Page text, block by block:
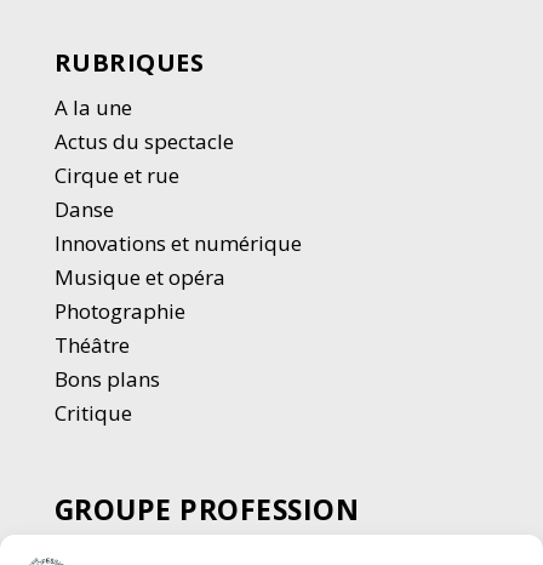
RUBRIQUES
A la une
Actus du spectacle
Cirque et rue
Danse
Innovations et numérique
Musique et opéra
Photographie
Théâtre
Bons plans
Critique
GROUPE PROFESSION
SPECTACLE